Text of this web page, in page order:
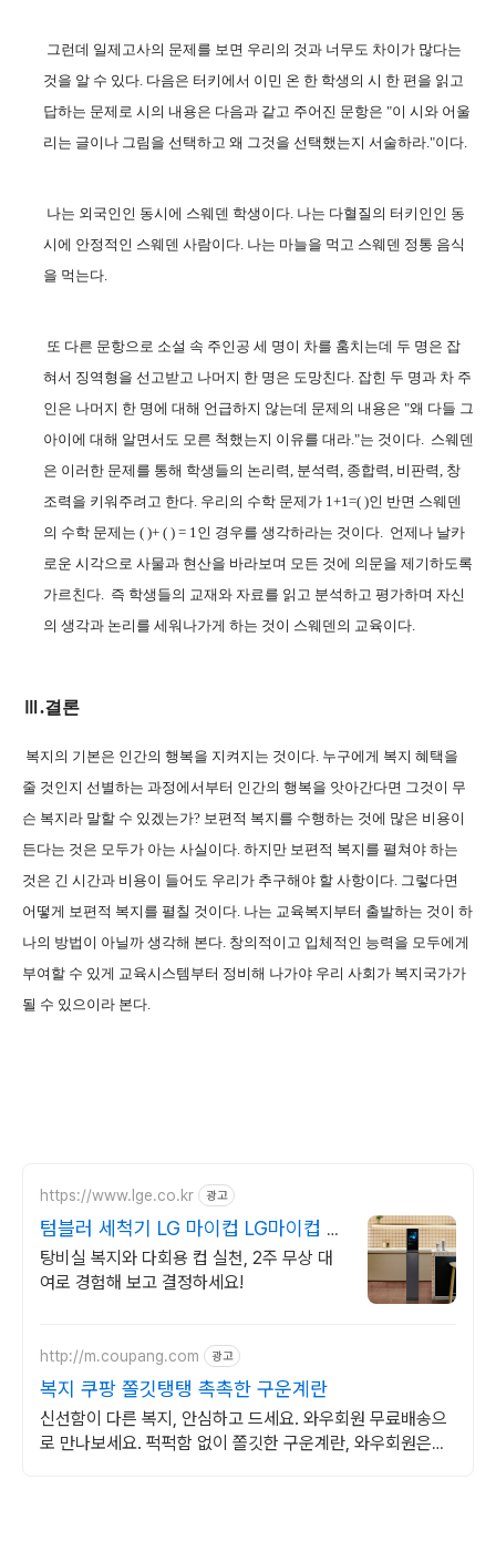
그런데 일제고사의 문제를 보면 우리의 것과 너무도 차이가 많다는
것을 알 수 있다. 다음은 터키에서 이민 온 한 학생의 시 한 편을 읽고
답하는 문제로 시의 내용은 다음과 같고 주어진 문항은 "이 시와 어울
리는 글이나 그림을 선택하고 왜 그것을 선택했는지 서술하라."이다.
나는 외국인인 동시에 스웨덴 학생이다. 나는 다혈질의 터키인인 동
시에 안정적인 스웨덴 사람이다. 나는 마늘을 먹고 스웨덴 정통 음식
을 먹는다.
또 다른 문항으로 소설 속 주인공 세 명이 차를 훔치는데 두 명은 잡
혀서 징역형을 선고받고 나머지 한 명은 도망친다. 잡힌 두 명과 차 주
인은 나머지 한 명에 대해 언급하지 않는데 문제의 내용은 "왜 다들 그
아이에 대해 알면서도 모른 척했는지 이유를 대라."는 것이다. 스웨덴
은 이러한 문제를 통해 학생들의 논리력, 분석력, 종합력, 비판력, 창
조력을 키워주려고 한다. 우리의 수학 문제가 1+1=( )인 반면 스웨덴
의 수학 문제는 ( )+ ( ) = 1인 경우를 생각하라는 것이다. 언제나 날카
로운 시각으로 사물과 현산을 바라보며 모든 것에 의문을 제기하도록
가르친다. 즉 학생들의 교재와 자료를 읽고 분석하고 평가하며 자신
의 생각과 논리를 세워나가게 하는 것이 스웨덴의 교육이다.
.결론
복지의 기본은 인간의 행복을 지켜지는 것이다. 누구에게 복지 혜택을
줄 것인지 선별하는 과정에서부터 인간의 행복을 앗아간다면 그것이 무
슨 복지라 말할 수 있겠는가? 보편적 복지를 수행하는 것에 많은 비용이
든다는 것은 모두가 아는 사실이다. 하지만 보편적 복지를 펼쳐야 하는
것은 긴 시간과 비용이 들어도 우리가 추구해야 할 사항이다. 그렇다면
어떻게 보편적 복지를 펼칠 것이다. 나는 교육복지부터 출발하는 것이 하
나의 방법이 아닐까 생각해 본다. 창의적이고 입체적인 능력을 모두에게
부여할 수 있게 교육시스템부터 정비해 나가야 우리 사회가 복지국가가
될 수 있으이라 본다.
https://www.lge.co.kr 광고
텀블러 세척기 LG 마이컵 LG마이컵 무
상대여신청
탕비실 복지와 다회용 컵 실천, 2주 무상 대
여로 경험해 보고 결정하세요!
http://m.coupang.com 광고
복지 쿠팡 쫄깃탱탱 촉촉한 구운계란
신선함이 다른 복지, 안심하고 드세요. 와우회원 무료배송으
로 만나보세요. 퍽퍽함 없이 쫄깃한 구운계란, 와우회원은